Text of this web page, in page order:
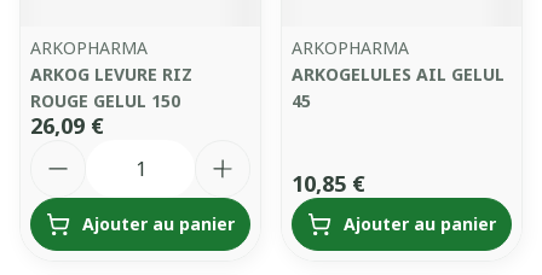
ARKOPHARMA
ARKOG LEVURE RIZ
ROUGE GELUL 150
26,09 €
Ajouter au panier
ARKOPHARMA
ARKOGELULES AIL GELUL
45
10,85 €
Ajouter au panier